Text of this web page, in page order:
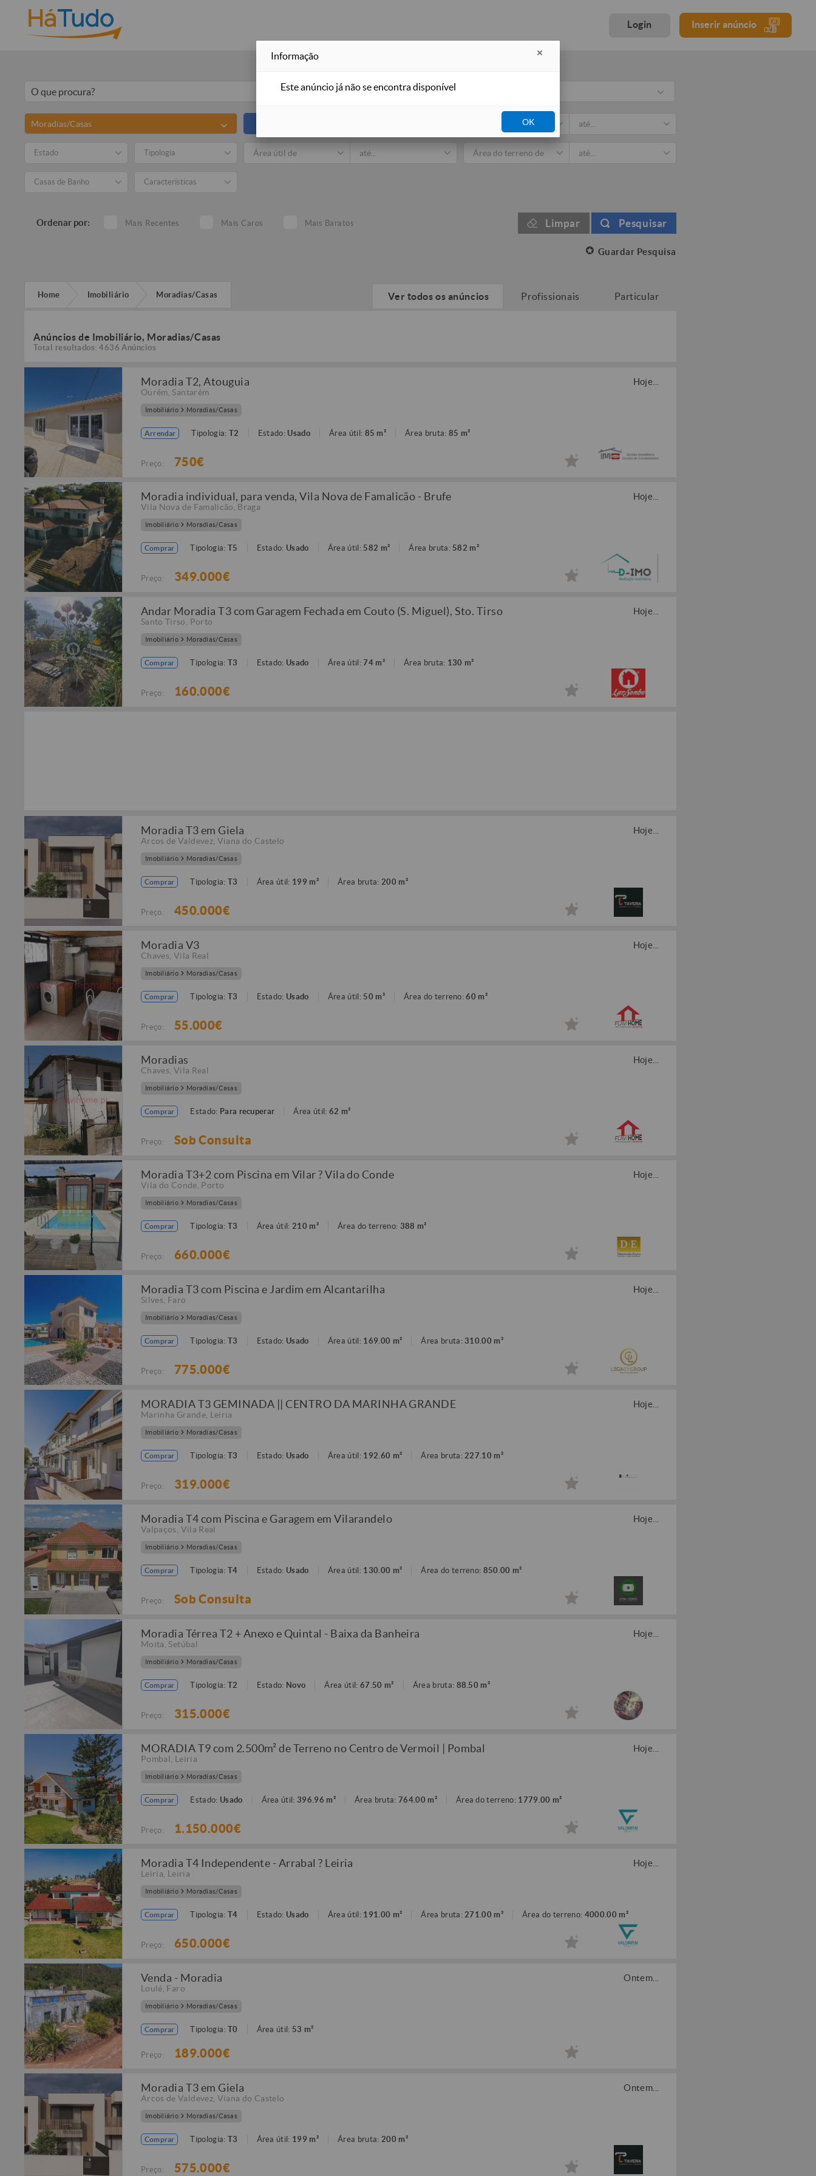
Login Inserir anúncio
Moradias/Casas
Estado Tipologia
Casas de Banho Características
Ordenar por: Mais Recentes Mais Caros Mais Baratos Limpar Pesquisar
Guardar Pesquisa
Home Imobiliário Moradias/Casas Ver todos os anúncios Profissionais Particular
Anúncios de Imobiliário, Moradias/Casas
Total resultados: 4636 Anúncios
Moradia T2, Atouguia Hoje...
Ourém Santarém
Imobiliário Moradias/Casas
Arrendar Tipologia:T2 Estado: Usado Área útil: 85 m² Área bruta:85 m²
Preço: 750€
Moradia individual, para venda, Vila Nova de Famalicão - Brufe Hoje...
Vila Nova de Famalicão Braga
Imobiliário Moradias/Casas
Comprar Tipologia: T5 Estado: Usado Área útil: 582 m² Área bruta: 582 m²
Preço: 349.000€
Andar Moradia T3 com Garagem Fechada em Couto (S. Miguel), Sto. Tirso Hoje...
Santo Tirso Porto
Imobiliário Moradias/Casas
Comprar Tipologia: T3 Estado: Usado Área útil:74 m² Área bruta: 130 m²
Preço: 160.000€
Moradia T3 em Giela Hoje...
Arcos de Valdevez, Viana do Castelo
Imobiliário Moradias/Casas
Comprar Tipologia: T3 Área útil: 199 m² Área bruta: 200 m²
Preço: 450.000€
Moradia V3 Hoje...
Chaves Vila Real
Imobiliário Moradias/Casas
Comprar Tipologia: T3 Estado: Usado Área útil: 50 m² Área do terreno:60 m²
Preço: 55.000€
Moradias Hoje...
Chaves Vila Real
Imobiliário Moradias/Casas
Comprar Estado: Para recuperar Área útil:62 m²
Preço: Sob Consulta
Moradia T3+2 com Piscina em Vilar ? Vila do Conde Hoje...
Vila do Conde Porto
Imobiliário Moradias/Casas
Comprar Tipologia: T3 Área útil:210 m² Área do terreno: 388 m²
Preço: 660.000€
Moradia T3 com Piscina e Jardim em Alcantarilha Hoje...
Silves Faro
Imobiliário Moradias/Casas
Comprar Tipologia: T3 Estado: Usado Área útil: 169.00 m² Área bruta: 310.00 m²
Preço: 775.000€
MORADIA T3 GEMINADA || CENTRO DA MARINHA GRANDE Hoje...
Marinha Grande, Leiria
Imobiliário Moradias/Casas
Comprar Tipologia: T3 Estado: Usado Área útil: 192.60 m² Área bruta:227.10 m²
Preço: 319.000€
Moradia T4 com Piscina e Garagem em Vilarandelo Hoje...
Valpaços Vila Real
Imobiliário Moradias/Casas
Comprar Tipologia: T4 Estado: Usado Área útil: 130.00 m² Área do terreno: 850.00 m²
Preço: Sob Consulta
Moradia Térrea T2 + Anexo e Quintal - Baixa da Banheira Hoje...
Moita Setúbal
Imobiliário Moradias/Casas
Comprar Tipologia: T2 Estado: Novo Área útil: 67.50 m² Área bruta: 88.50 m²
Preço: 315.000€
MORADIA T9 com 2.500m² de Terreno no Centro de Vermoil | Pombal Hoje...
Pombal Leiria
Imobiliário Moradias/Casas
Comprar Estado: Usado Área útil: 396.96 m² Área bruta: 764.00 m² Área do terreno: 1779.00 m²
Preço: 1.150.000€
Moradia T4 Independente - Arrabal ? Leiria Hoje...
Leiria Leiria
Imobiliário Moradias/Casas
Comprar Tipologia: T4 Estado: Usado Área útil: 191.00 m² Área bruta:271.00 m² Área do terreno: 4000.00 m²
Preço: 650.000€
Venda - Moradia Ontem...
Loulé Faro
Imobiliário Moradias/Casas
Comprar Tipologia: T0 Área útil: 53 m²
Preço: 189.000€
Moradia T3 em Giela Ontem...
Arcos de Valdevez, Viana do Castelo
Imobiliário Moradias/Casas
Comprar Tipologia: T3 Área útil: 199 m² Área bruta: 200 m²
Preço: 575.000€
Informação
Este anúncio já não se encontra disponível
OK